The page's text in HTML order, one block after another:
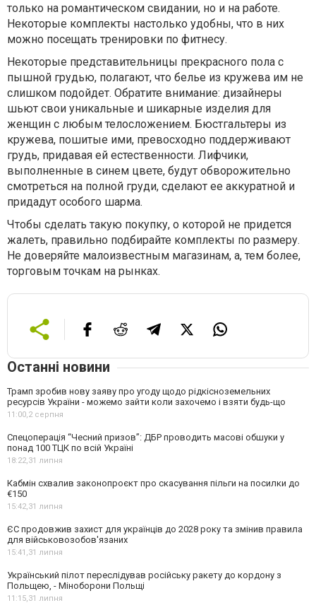
только на романтическом свидании, но и на работе.
Некоторые комплекты настолько удобны, что в них
можно посещать тренировки по фитнесу.
Некоторые представительницы прекрасного пола с
пышной грудью, полагают, что белье из кружева им не
слишком подойдет. Обратите внимание: дизайнеры
шьют свои уникальные и шикарные изделия для
женщин с любым телосложением. Бюстгальтеры из
кружева, пошитые ими, превосходно поддерживают
грудь, придавая ей естественности. Лифчики,
выполненные в синем цвете, будут обворожительно
смотреться на полной груди, сделают ее аккуратной и
придадут особого шарма.
Чтобы сделать такую покупку, о которой не придется
жалеть, правильно подбирайте комплекты по размеру.
Не доверяйте малоизвестным магазинам, а, тем более,
торговым точкам на рынках.
Останні новини
Трамп зробив нову заяву про угоду щодо рідкісноземельних
ресурсів України - можемо зайти коли захочемо і взяти будь-що
11:00,2 серпня
Спецоперація “Чесний призов”: ДБР проводить масові обшуки у
понад 100 ТЦК по всій Україні
18:22,31 липня
Кабмін схвалив законопроєкт про скасування пільги на посилки до
€150
15:42,31 липня
ЄС продовжив захист для українців до 2028 року та змінив правила
для військовозобов'язаних
15:41,31 липня
Український пілот переслідував російську ракету до кордону з
Польщею, - Міноборони Польщі
11:15,31 липня